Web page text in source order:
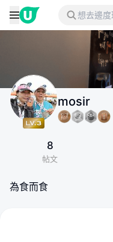
mosir
8
帖文
為食而食